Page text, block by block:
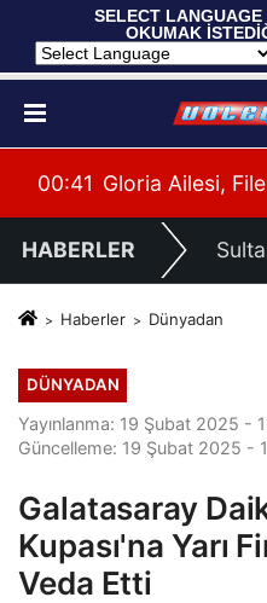
SELECT
OKUMAK
00:39 U20 Erkek Millî
HABERLER
Haberler Dünyadan
DÜNYADAN
Yayınlanma: 19 Şubat 2025 -
Güncelleme: 19 Şubat 2025 -
Galatasaray
Kupası'na Yarı
Veda Etti